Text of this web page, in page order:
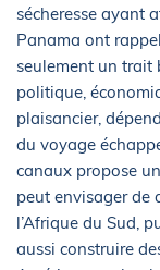
sécheresse ayant
Panama ont
seulement un trait
politique,
plaisancier,
du voyage
canaux propose
peut envisager de
l’Afrique du Sud,
aussi construire